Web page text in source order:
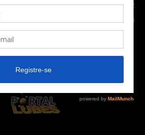
672
630
tecnologias automotivas